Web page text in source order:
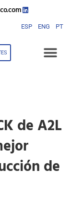
ESP ENG PT
de A2L
de